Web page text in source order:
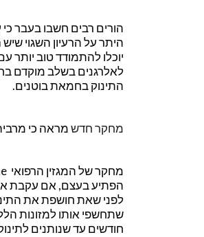
הורים רבים חשבו בעבר
היתר על הרעיון השגוי
יוכלו להתמודד טוב
לאלרגנים בשלב מוקדם
התינוק בחמאת בוטנים.
מחקר חדשמראה כי
הפתיע בעצם, אם עקבת
לפני שאת חושפת את
חודשים עד שנותנים